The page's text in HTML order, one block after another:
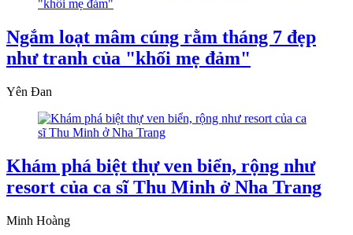
Ngắm loạt mâm cúng rằm tháng 7 đẹp
như tranh của "khối mẹ đảm"
Yên Đan
Khám phá biệt thự ven biển, rộng như
resort của ca sĩ Thu Minh ở Nha Trang
Minh Hoàng